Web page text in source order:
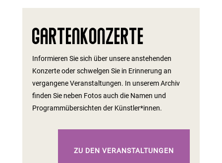
Gartenkonzerte
Informieren Sie sich über unsere anstehenden
Konzerte oder schwelgen Sie in Erinnerung an
vergangene Veranstaltungen. In unserem Archiv
finden Sie neben Fotos auch die Namen und
Programmübersichten der Künstler*innen.
ZU DEN VERANSTALTUNGEN